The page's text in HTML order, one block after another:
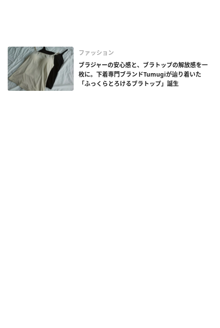
ファッション
ブラジャーの安心感と、ブラトップの解放感を一
枚に。下着専門ブランドTumugiが辿り着いた
「ふっくらとろけるブラトップ」誕生